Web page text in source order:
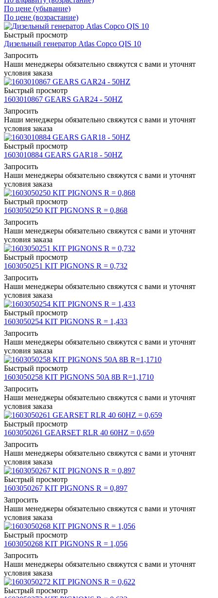
По цене (убывание)
По цене (возрастание)
Быстрый просмотр
Дизельный генератор Atlas Copco QIS 10
Запросить
Наши менеджеры обязательно свяжутся с вами и уточнят
условия заказа
Быстрый просмотр
1603010867 GEARS GAR24 - 50HZ
Запросить
Наши менеджеры обязательно свяжутся с вами и уточнят
условия заказа
Быстрый просмотр
1603010884 GEARS GAR18 - 50HZ
Запросить
Наши менеджеры обязательно свяжутся с вами и уточнят
условия заказа
Быстрый просмотр
1603050250 KIT PIGNONS R = 0,868
Запросить
Наши менеджеры обязательно свяжутся с вами и уточнят
условия заказа
Быстрый просмотр
1603050251 KIT PIGNONS R = 0,732
Запросить
Наши менеджеры обязательно свяжутся с вами и уточнят
условия заказа
Быстрый просмотр
1603050254 KIT PIGNONS R = 1,433
Запросить
Наши менеджеры обязательно свяжутся с вами и уточнят
условия заказа
Быстрый просмотр
1603050258 KIT PIGNONS 50A 8B R=1,1710
Запросить
Наши менеджеры обязательно свяжутся с вами и уточнят
условия заказа
Быстрый просмотр
1603050261 GEARSET RLR 40 60HZ = 0,659
Запросить
Наши менеджеры обязательно свяжутся с вами и уточнят
условия заказа
Быстрый просмотр
1603050267 KIT PIGNONS R = 0,897
Запросить
Наши менеджеры обязательно свяжутся с вами и уточнят
условия заказа
Быстрый просмотр
1603050268 KIT PIGNONS R = 1,056
Запросить
Наши менеджеры обязательно свяжутся с вами и уточнят
условия заказа
Быстрый просмотр